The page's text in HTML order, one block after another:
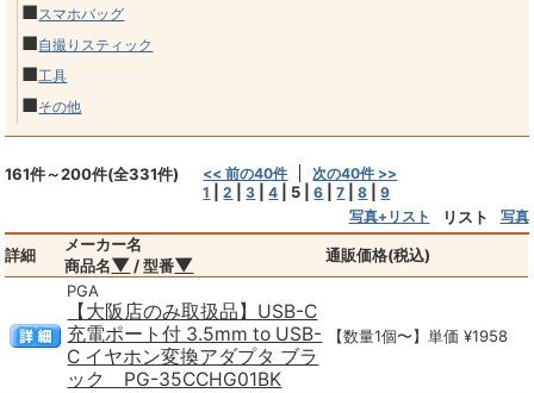
■スマホバッグ
■自撮りスティック
■工具
■その他
161件～200件(全331件) << 前の40件
次の40件 >>
1
|2 |3 |4 5 |6 |7 |8 |9
写真+リスト
リスト 写真
詳細
メーカー名
商品名▼ / 型番▼
通販価格(税込)
PGA
【大阪店のみ取扱品】USB-C
充電ポート付 3.5mm to USB-
C イヤホン変換アダプタ ブラ
ック PG-35CCHG01BK
【数量1個〜】単価 ¥1958